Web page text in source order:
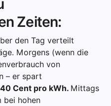
Zeiten:
den Tag verteilt
Morgens (wenn die
von
– er spart
Cent pro kWh. Mittags
bei hohen